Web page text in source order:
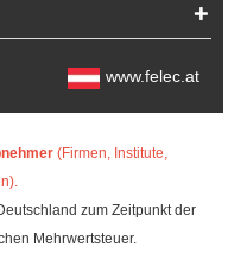
www.felec.at
(Firmen, Institute,
zum Zeitpunkt der
Mehrwertsteuer.